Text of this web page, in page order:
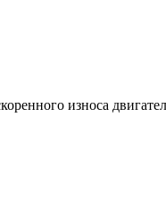
износа